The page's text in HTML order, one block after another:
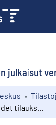
julkaisut